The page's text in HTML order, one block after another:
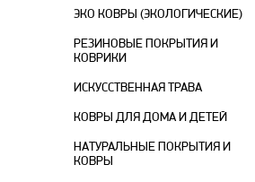
ЭКО КОВРЫ (ЭКОЛОГИЧЕСКИЕ)
РЕЗИНОВЫЕ ПОКРЫТИЯ И
КОВРИКИ
ИСКУССТВЕННАЯ ТРАВА
КОВРЫ ДЛЯ ДОМА И ДЕТЕЙ
НАТУРАЛЬНЫЕ ПОКРЫТИЯ И
КОВРЫ